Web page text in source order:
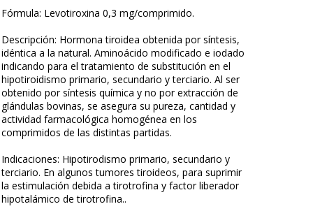
Fórmula: Levotiroxina 0,3 mg/comprimido.
Descripción: Hormona tiroidea obtenida por síntesis,
idéntica a la natural. Aminoácido modificado e iodado
indicando para el tratamiento de substitución en el
hipotiroidismo primario, secundario y terciario. Al ser
obtenido por síntesis química y no por extracción de
glándulas bovinas, se asegura su pureza, cantidad y
actividad farmacológica homogénea en los
comprimidos de las distintas partidas.
Indicaciones: Hipotirodismo primario, secundario y
terciario. En algunos tumores tiroideos, para suprimir
la estimulación debida a tirotrofina y factor liberador
hipotalámico de tirotrofina..